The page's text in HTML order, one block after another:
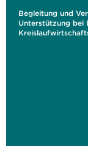
Begleitung und
Unterstützung bei